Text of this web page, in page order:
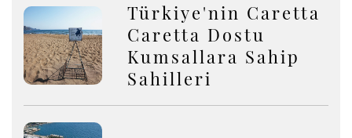
Türkiye'nin Caretta
Caretta Dostu
Kumsallara Sahip
Sahilleri